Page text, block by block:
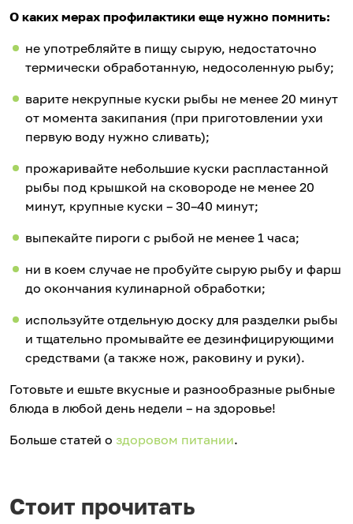
О каких мерах профилактики еще нужно помнить:
не употребляйте в пищу сырую, недостаточно
термически обработанную, недосоленную рыбу;
варите некрупные куски рыбы не менее 20 минут
от момента закипания (при приготовлении ухи
первую воду нужно сливать);
прожаривайте небольшие куски распластанной
рыбы под крышкой на сковороде не менее 20
минут, крупные куски – 30–40 минут;
выпекайте пироги с рыбой не менее 1 часа;
ни в коем случае не пробуйте сырую рыбу и фарш
до окончания кулинарной обработки;
используйте отдельную доску для разделки рыбы
и тщательно промывайте ее дезинфицирующими
средствами (а также нож, раковину и руки).
Готовьте и ешьте вкусные и разнообразные рыбные
блюда в любой день недели – на здоровье!
Больше статей о здоровом питании.
Стоит прочитать